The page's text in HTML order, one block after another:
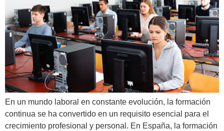
En un mundo laboral en constante evolución, la formación
continua se ha convertido en un requisito esencial para el
crecimiento profesional y personal. En España, la formación